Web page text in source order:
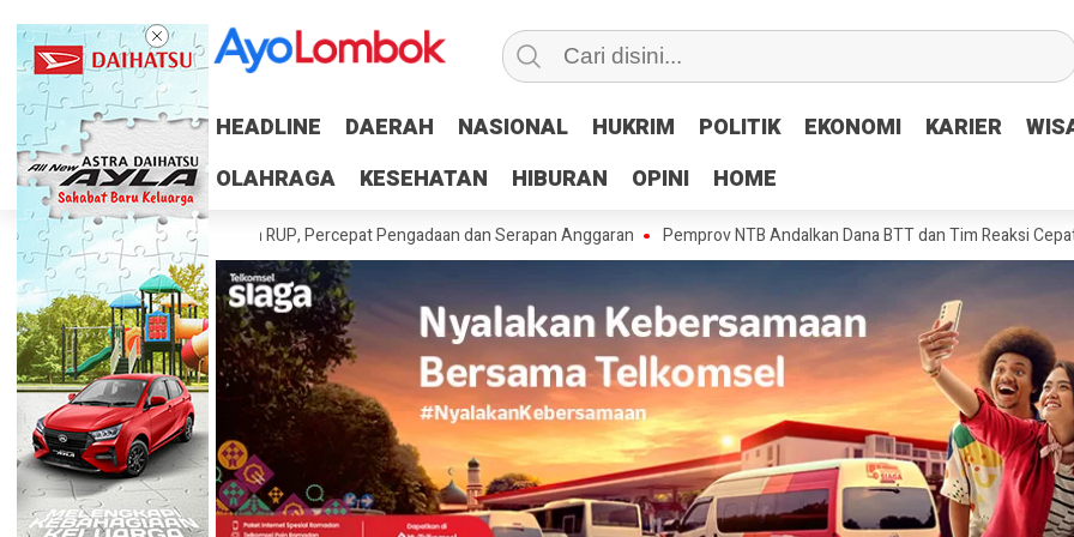
HEADLINE DAERAH NASIONAL HUKRIM POLITIK EKONOMI KARIER
OLAHRAGA
KESEHATAN HIBURAN OPINI HOME
HEADLINE DAERAH NASIONAL HUKRIM POLITIK EKONOMI KARIER
OLAHRAGA
KESEHATAN HIBURAN OPINI HOME
Tuntaskan 100 Persen RUP, Percepat Pengadaan dan Serapan Anggaran Pemprov NTB Andalkan Dana BTT dan Tim Reaksi Cepat Tangani